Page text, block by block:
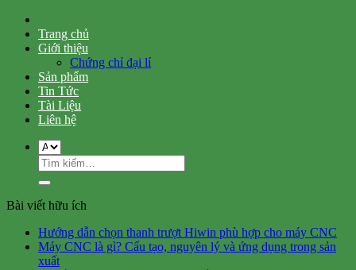
Trang chủ
Giới thiệu
Chứng chỉ đại lí
Sản phẩm
Tin Tức
Tài Liệu
Liên hệ
Tìm
kiếm:
Bài viết hữu ích
Hướng dẫn chọn thanh trượt Hiwin phù hợp cho máy CNC
Máy CNC là gì? Cấu tạo, nguyên lý và ứng dụng trong sản
xuất